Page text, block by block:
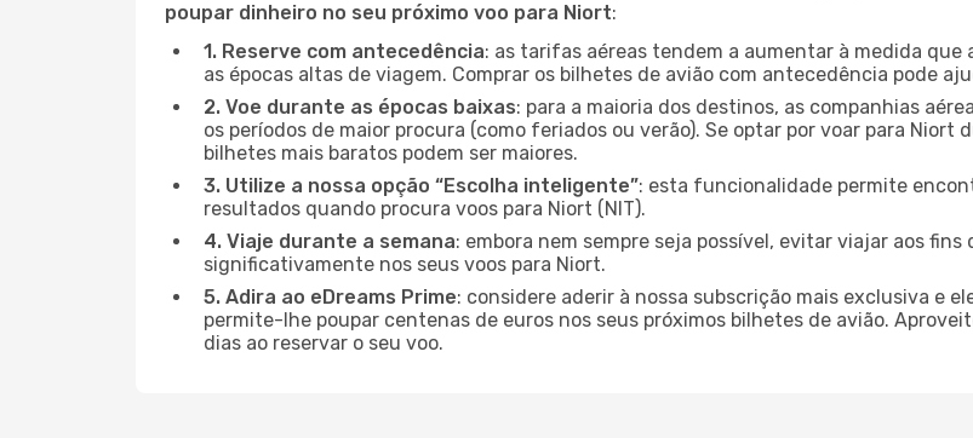
poupar dinheiro no seu próximo voo para Niort:
1. Reserve com antecedência: as tarifas aéreas tendem a aumentar à medida
as épocas altas de viagem. Comprar os bilhetes de avião com antecedência pode
2. Voe durante as épocas baixas: para a maioria dos destinos, as companhias
os períodos de maior procura (como feriados ou verão). Se optar por voar para
bilhetes mais baratos podem ser maiores.
3. Utilize a nossa opção “Escolha inteligente”: esta funcionalidade permite
resultados quando procura voos para Niort (NIT).
4. Viaje durante a semana: embora nem sempre seja possível, evitar viajar aos
significativamente nos seus voos para Niort.
5. Adira ao eDreams Prime: considere aderir à nossa subscrição mais exclusiva e
permite-lhe poupar centenas de euros nos seus próximos bilhetes de avião.
dias ao reservar o seu voo.